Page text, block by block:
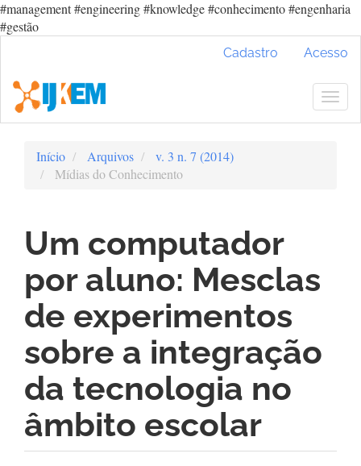
#management #engineering #knowledge #conhecimento #engenharia
#gestão
Conteúdo
principal
Barra
Cadastro Acesso
Início Arquivos
v. 3 n. 7 (2014)
Mídias do Conhecimento
Um computador
por aluno: Mesclas
de experimentos
sobre a integração
da tecnologia no
âmbito escolar